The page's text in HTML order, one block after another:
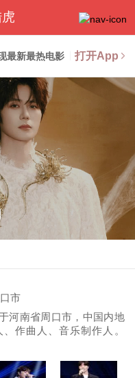
最新最热电影 打开App
市
河南省周口市，中国内地
作曲人、音乐制作人。
院》获全国总决赛第四
2008年后，陆虎转向幕